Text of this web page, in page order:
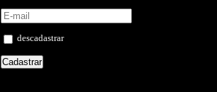
descadastrar